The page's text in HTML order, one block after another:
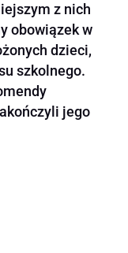
z nich
obowiązek w
dzieci,
szkolnego.
jego